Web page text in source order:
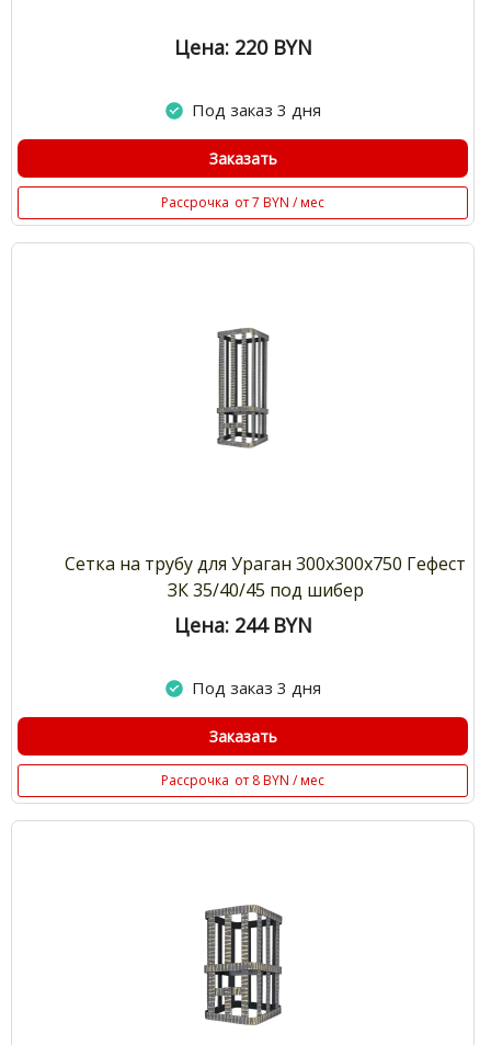
Цена: 220 BYN
Под заказ 3 дня
Заказать
Рассрочка от 7 BYN / мес
Сетка на трубу для Ураган 300х300х750 Гефест
ЗК 35/40/45 под шибер
Цена: 244 BYN
Под заказ 3 дня
Заказать
Рассрочка от 8 BYN / мес